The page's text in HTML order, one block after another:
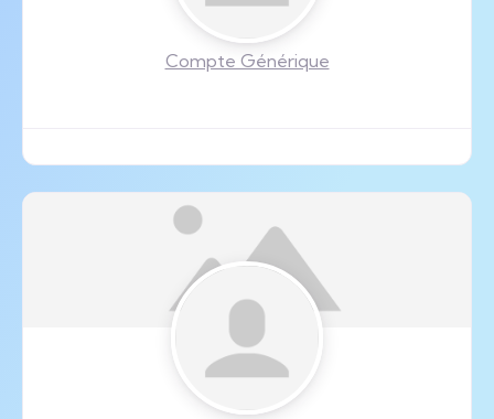
Compte Générique